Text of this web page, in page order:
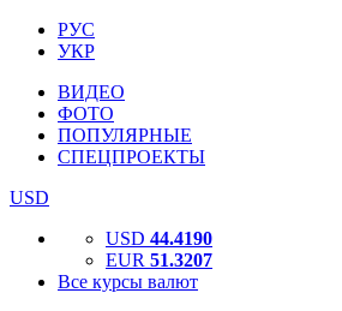
РУС
УКР
ВИДЕО
ФОТО
ПОПУЛЯРНЫЕ
СПЕЦПРОЕКТЫ
USD
USD 44.4190
EUR 51.3207
Все курсы валют